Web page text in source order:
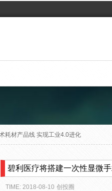
耗材产品线 实现工业4.0进化
碧利医疗将搭建一次性显微
TIME: 2018-08-10 创投圈